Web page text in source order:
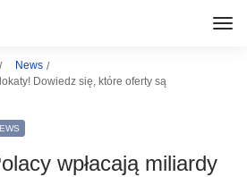
News
Dowiedz się, które oferty są
wpłacają miliardy